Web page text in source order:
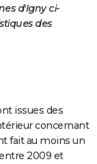
d'Igny ci-
des
issues des
concernant
fait au moins un
2009 et